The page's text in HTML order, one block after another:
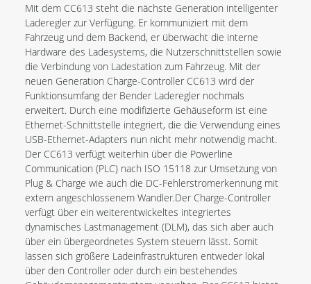
Mit dem CC613 steht die nächste Generation intelligenter
Laderegler zur Verfügung. Er kommuniziert mit dem
Fahrzeug und dem Backend, er überwacht die interne
Hardware des Ladesystems, die Nutzerschnittstellen sowie
die Verbindung von Ladestation zum Fahrzeug. Mit der
neuen Generation Charge-Controller CC613 wird der
Funktionsumfang der Bender Laderegler nochmals
erweitert. Durch eine modifizierte Gehäuseform ist eine
Ethernet-Schnittstelle integriert, die die Verwendung eines
USB-Ethernet-Adapters nun nicht mehr notwendig macht.
Der CC613 verfügt weiterhin über die Powerline
Communication (PLC) nach ISO 15118 zur Umsetzung von
Plug & Charge wie auch die DC-Fehlerstromerkennung mit
extern angeschlossenem Wandler.Der Charge-Controller
verfügt über ein weiterentwickeltes integriertes
dynamisches Lastmanagement (DLM), das sich aber auch
über ein übergeordnetes System steuern lässt. Somit
lassen sich größere Ladeinfrastrukturen entweder lokal
über den Controller oder durch ein bestehendes